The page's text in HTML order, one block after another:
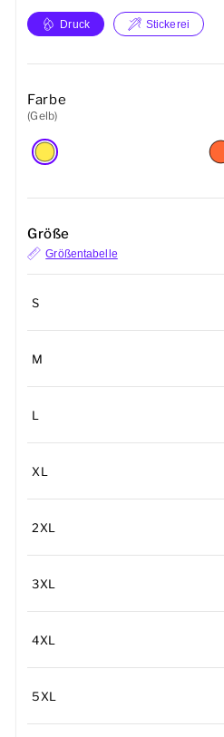
Druck Stickerei
Farbe
(Gelb)
Größe
Größentabelle
S
M
L
XL
2XL
3XL
4XL
5XL